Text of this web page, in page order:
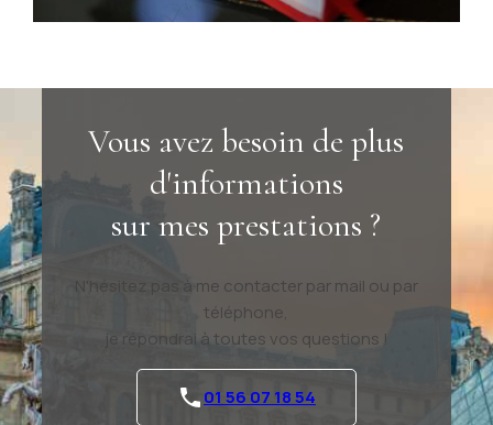
Vous avez besoin de plus
d'informations
sur mes prestations ?
N'hésitez pas à me contacter par mail ou par
téléphone,
je répondrai à toutes vos questions !
01 56 07 18 54